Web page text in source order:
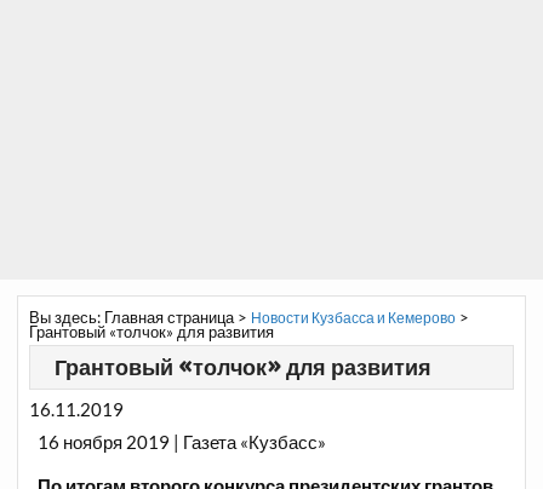
Вы здесь: Главная страница> Новости Кузбасса и Кемерово>
Грантовый «толчок» для развития
Грантовый «толчок» для развития
16.11.2019
16 ноября 2019 | Газета «Кузбасс»